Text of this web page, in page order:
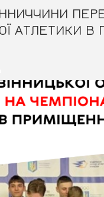
АТЛЕТИКИ В